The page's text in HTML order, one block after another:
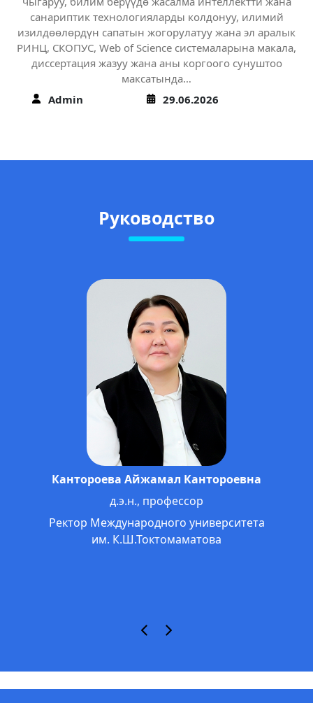
санариптик технологияларды колдонуу, илимий
изилдөөлөрдүн сапатын жогорулатуу жана эл аралык
РИНЦ, СКОПУС, Web of Science системаларына макала,
диссертация жазуу жана аны коргоого сунуштоо
максатында…
Admin
29.06.2026
Руководство
Кантороева Айжамал Кантороевна
д.э.н., профессор
Ректор Международного университета
им. К.Ш.Токтомаматова